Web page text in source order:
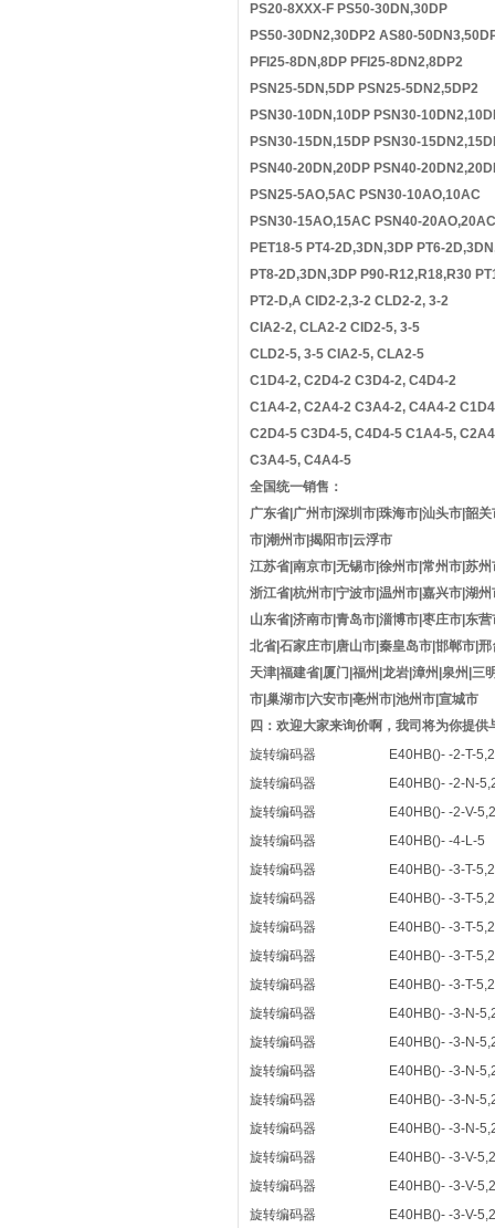
PS20-8XXX-F PS50-30DN,30DP
PS50-30DN2,30DP2 AS80-
PFI25-8DN,8DP PFI25-8DN2,8DP2
PSN25-5DN,5DP PSN25-5DN2,5DP2
PSN30-10DN,10DP PSN30-
PSN30-15DN,15DP PSN30-
PSN40-20DN,20DP PSN40-
PSN25-5AO,5AC PSN30-10AO,10AC
PSN30-15AO,15AC PSN40-20AO,20AC
PET18-5 PT4-2D,3DN,3DP PT6-
PT8-2D,3DN,3DP P90-R12,R18,R30
PT2-D,A CID2-2,3-2 CLD2-2, 3-2
CIA2-2, CLA2-2 CID2-5, 3-5
CLD2-5, 3-5 CIA2-5, CLA2-5
C1D4-2, C2D4-2 C3D4-2, C4D4-2
C1A4-2, C2A4-2 C3A4-2, C4A4-2
C2D4-5 C3D4-5, C4D4-5 C1A4-5,
C3A4-5, C4A4-5
全国统一销售：
广东省|广州市|深圳市|珠海市|汕头市|韶
市|潮州市|揭阳市|云浮市
江苏省|南京市|无锡市|徐州市|常州市|苏
浙江省|杭州市|宁波市|温州市|嘉兴市|湖
山东省|济南市|青岛市|淄博市|枣庄市|东
北省|石家庄市|唐山市|秦皇岛市|邯郸市|
天津|福建省|厦门|福州|龙岩|漳州|泉州|三
市|巢湖市|六安市|亳州市|池州市|宣城市
四：欢迎大家来询价啊，我司将为你提
旋转编码器
E40HB()- -2-T-
旋转编码器
E40HB()- -2-N-
旋转编码器
E40HB()- -2-V-
旋转编码器
E40HB()- -4-L-5
旋转编码器
E40HB()- -3-T-
旋转编码器
E40HB()- -3-T-
旋转编码器
E40HB()- -3-T-
旋转编码器
E40HB()- -3-T-
旋转编码器
E40HB()- -3-T-
旋转编码器
E40HB()- -3-N-
旋转编码器
E40HB()- -3-N-
旋转编码器
E40HB()- -3-N-
旋转编码器
E40HB()- -3-N-
旋转编码器
E40HB()- -3-N-
旋转编码器
E40HB()- -3-V-
旋转编码器
E40HB()- -3-V-
旋转编码器
E40HB()- -3-V-